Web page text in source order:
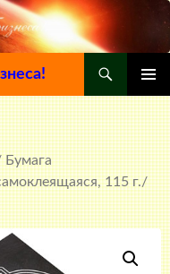
МЕНЮ
Бумага
115 г./